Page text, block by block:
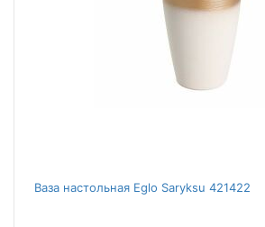
Ваза настольная Eglo Saryksu 421422